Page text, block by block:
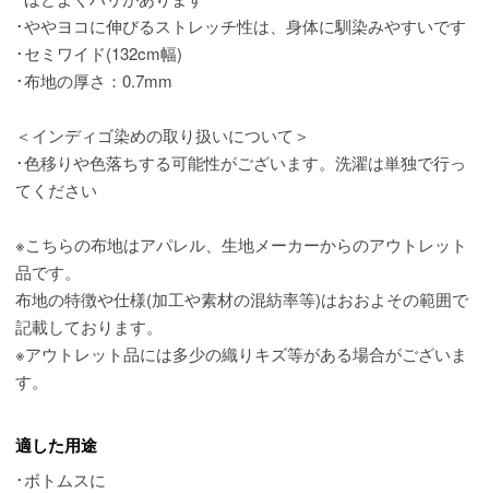
･ややヨコに伸びるストレッチ性は、身体に馴染みやすいです
･セミワイド(132cm幅)
･布地の厚さ：0.7mm
＜インディゴ染めの取り扱いについて＞
･色移りや色落ちする可能性がございます。洗濯は単独で行っ
てください
※こちらの布地はアパレル、生地メーカーからのアウトレット
品です。
布地の特徴や仕様(加工や素材の混紡率等)はおおよその範囲で
記載しております。
※アウトレット品には多少の織りキズ等がある場合がございま
す。
適した用途
･ボトムスに